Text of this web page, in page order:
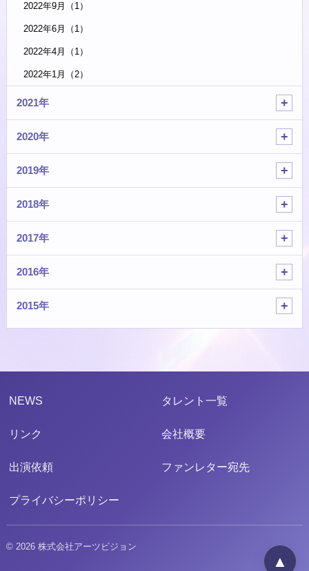
2022年9月（1）
2022年6月（1）
2022年4月（1）
2022年1月（2）
2021年
2020年
2019年
2018年
2017年
2016年
2015年
NEWS タレント一覧
リンク 会社概要
出演依頼 ファンレター宛先
プライバシーポリシー
© 2026 株式会社アーツビジョン
▲